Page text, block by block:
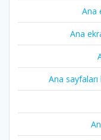
Ana
Ana
Ana